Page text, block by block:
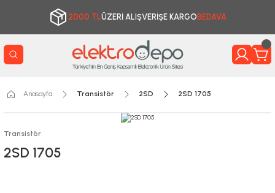
2000 TLÜZERİ ALIŞVERİŞE KARGO BEDAVA
Anasayfa Transistör 2SD 2SD 1705
Transistör
2SD 1705